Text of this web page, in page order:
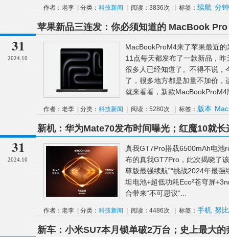
作者：老李 | 分类： 科技新闻 | 阅读：3836次 | 标签： 续航 分钟
31
2024.10
苹果新品三连发：你必须知道的 MacBook
MacBookProM4来了苹果最近
11点每天都发布了一款新品，
很多人已经知道了。不得不说
了，很多地方都是加量不加价
就来看看，新款MacBookProM4
作者：老李 | 分类： 科技新闻 | 阅读：5280次 | 标签： 版本
31
2024.10
新机：华为Mate70发布时间曝光；红魔10就
真我GT7 Pro续航很猛
真我GT7Pro搭载6500mAh电池
布的真我GT7Pro，此次揭晓了
尊版最强续航”“挑战2024年最
坦电池+超低功耗Eco²苍穹屏
合带来“不可思议”...
作者：老李 | 分类： 科技新闻 | 阅读：4486次 | 标签： 手机 努
新车：小米SU7本月锁单破2万台；史上最大